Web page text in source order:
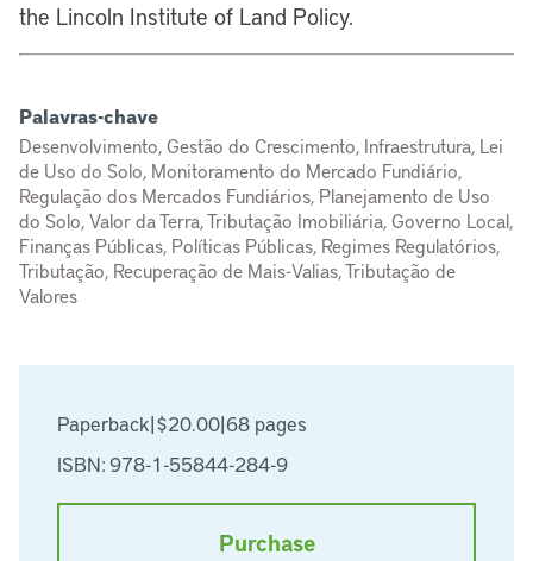
Paperback|$20.00|68 pages
ISBN: 978-1-55844-284-9
Purchase
the Lincoln Institute of Land Policy.
Palavras-chave
Desenvolvimento, Gestão do Crescimento, Infraestrutura, Lei
de Uso do Solo, Monitoramento do Mercado Fundiário,
Regulação dos Mercados Fundiários, Planejamento de Uso
do Solo, Valor da Terra, Tributação Imobiliária, Governo Local,
Finanças Públicas, Políticas Públicas, Regimes Regulatórios,
Tributação, Recuperação de Mais-Valias, Tributação de
Valores